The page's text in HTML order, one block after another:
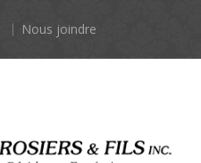
Nous joindre